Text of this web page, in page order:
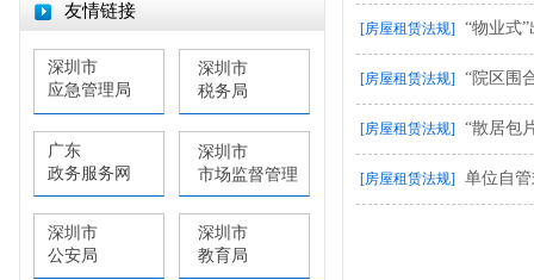
深圳市
税务局
广东
政务服务网
深圳市
市场监督管理
局
深圳市
公安局
深圳市
教育局
深圳市
应急管理局
友情链接
[房屋租赁法规] “物业式
[房屋租赁法规] “院区围
[房屋租赁法规] “散居包
[房屋租赁法规] 单位自